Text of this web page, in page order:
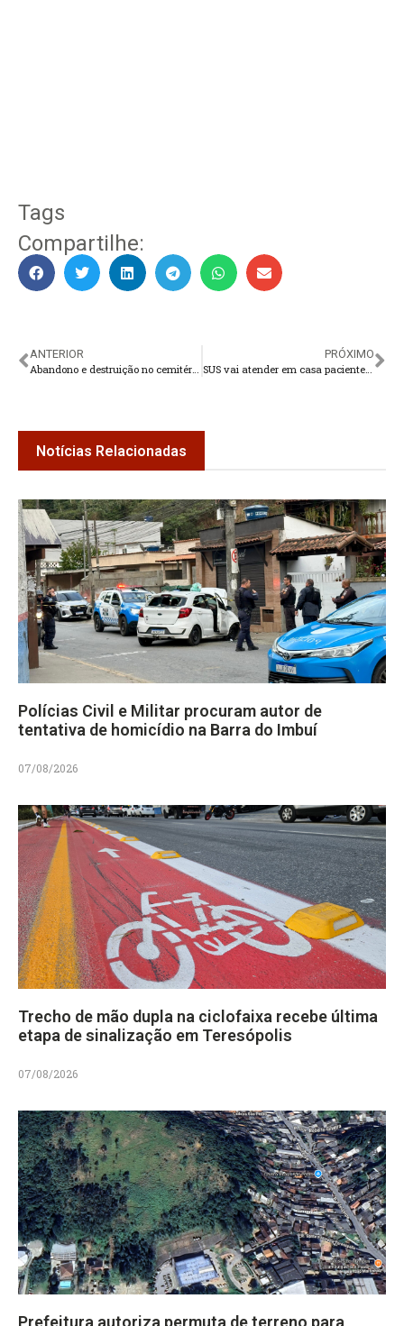
Tags
Compartilhe:
ANTERIOR
PRÓXIMO
Notícias Relacionadas
Polícias Civil e Militar procuram autor de
tentativa de homicídio na Barra do Imbuí
07/08/2026
Trecho de mão dupla na ciclofaixa recebe última
etapa de sinalização em Teresópolis
07/08/2026